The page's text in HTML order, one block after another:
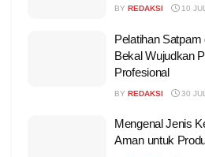
BY REDAKSI 10
Pelatihan
Bekal Wujudkan
Profesional
BY REDAKSI 30
Mengenal Jenis
Aman untuk